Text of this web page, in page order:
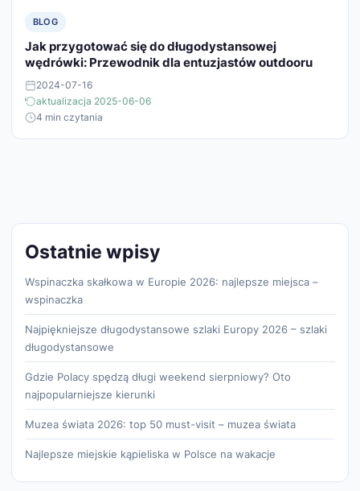
BLOG
Jak przygotować się do długodystansowej
wędrówki: Przewodnik dla entuzjastów outdooru
2024-07-16
aktualizacja 2025-06-06
4 min czytania
Ostatnie wpisy
Wspinaczka skałkowa w Europie 2026: najlepsze miejsca –
wspinaczka
Najpiękniejsze długodystansowe szlaki Europy 2026 – szlaki
długodystansowe
Gdzie Polacy spędzą długi weekend sierpniowy? Oto
najpopularniejsze kierunki
Muzea świata 2026: top 50 must-visit – muzea świata
Najlepsze miejskie kąpieliska w Polsce na wakacje